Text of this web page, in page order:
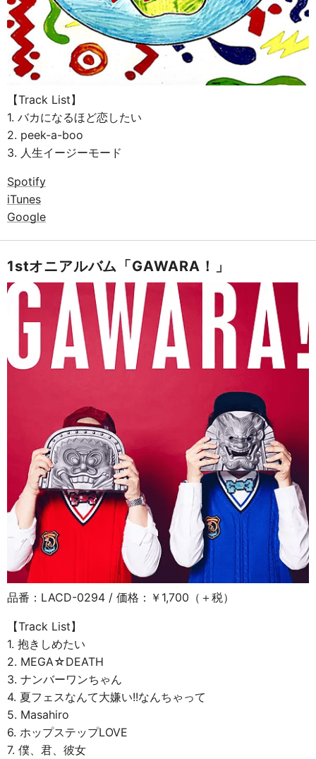
【Track List】
1. バカになるほど恋したい
2. peek-a-boo
3. 人生イージーモード
Spotify
iTunes
Google
1stオニアルバム「GAWARA！」
品番：LACD-0294 / 価格：￥1,700（＋税）
【Track List】
1. 抱きしめたい
2. MEGA☆DEATH
3. ナンバーワンちゃん
4. 夏フェスなんて大嫌い!!なんちゃって
5. Masahiro
6. ホップステップLOVE
7. 僕、君、彼女